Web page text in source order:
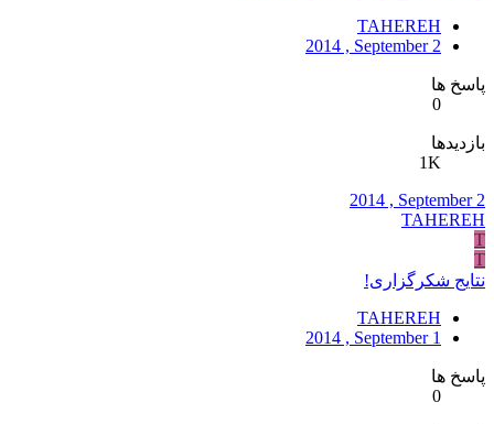
TAHEREH
2014 , September 2
پاسخ ها
0
بازدیدها
1K
2014 , September 2
TAHEREH
T
T
نتایج شکرگزاری!
TAHEREH
2014 , September 1
پاسخ ها
0